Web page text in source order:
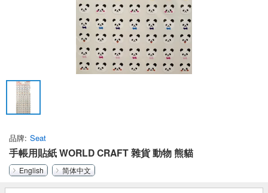
品牌 Seat
手帳用貼紙 WORLD CRAFT 雜貨 動物 熊貓
English 简体中文